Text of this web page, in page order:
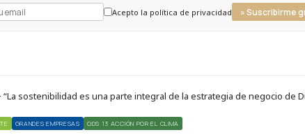
Acepto la política de privacidad » Suscribirme
sostenibilidad es una parte integral de la estrategia de negocio de
GRANDES EMPRESAS ODS 13 ACCIÓN POR EL CLIMA